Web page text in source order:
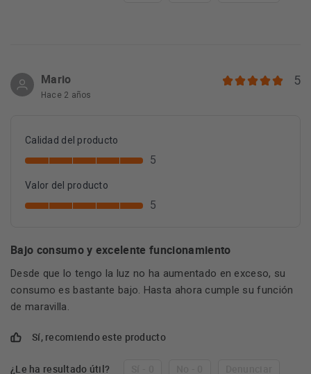
Mario
Hace 2 años
5
Calidad del producto
5
Valor del producto
5
Bajo consumo y excelente funcionamiento
Desde que lo tengo la luz no ha aumentado en exceso, su
consumo es bastante bajo. Hasta ahora cumple su función
de maravilla.
Sí, recomiendo este producto
¿Le ha resultado útil?